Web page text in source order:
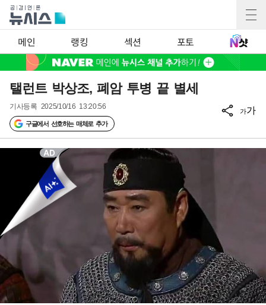
메인 랭킹 섹션 포토
탤런트 박상조, 폐암 투병 끝 별세
기사등록 2025/10/16 13:20:56
구글에서 선호하는 매체로 추가
가가